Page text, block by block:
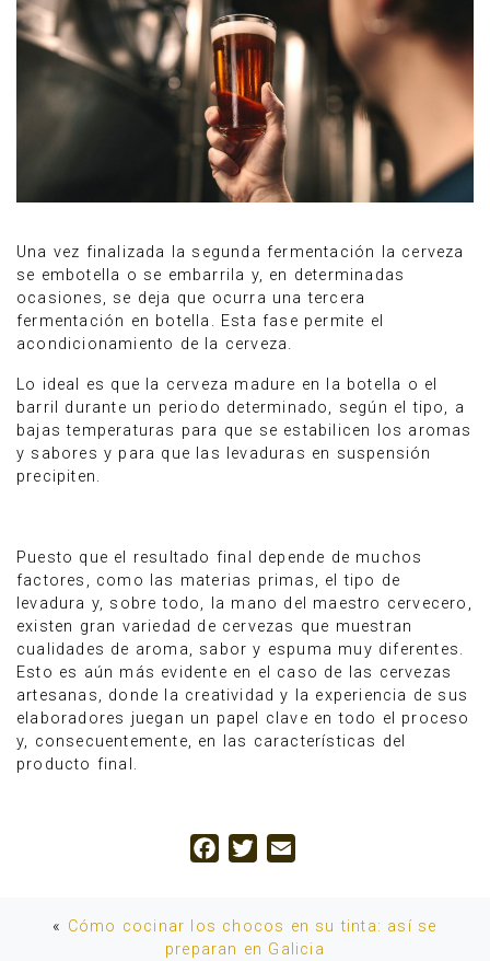
Una vez finalizada la segunda fermentación la cerveza
se embotella o se embarrila y, en determinadas
ocasiones, se deja que ocurra una tercera
fermentación en botella. Esta fase permite el
acondicionamiento de la cerveza.
Lo ideal es que la cerveza madure en la botella o el
barril durante un periodo determinado, según el tipo, a
bajas temperaturas para que se estabilicen los aromas
y sabores y para que las levaduras en suspensión
precipiten.
Puesto que el resultado final depende de muchos
factores, como las materias primas, el tipo de
levadura y, sobre todo, la mano del maestro cervecero,
existen gran variedad de cervezas que muestran
cualidades de aroma, sabor y espuma muy diferentes.
Esto es aún más evidente en el caso de las cervezas
artesanas, donde la creatividad y la experiencia de sus
elaboradores juegan un papel clave en todo el proceso
y, consecuentemente, en las características del
producto final.
Facebook
Twitter
« Cómo cocinar los chocos en su tinta: así se
preparan en Galicia